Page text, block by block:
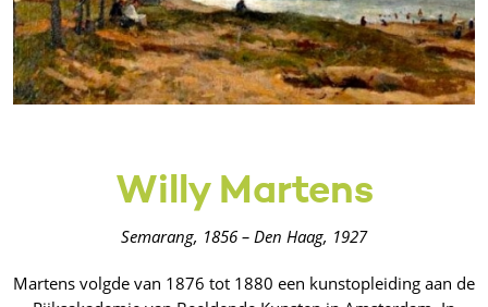
Willy Martens
Semarang, 1856 – Den Haag, 1927
Martens volgde van 1876 tot 1880 een kunstopleiding aan de